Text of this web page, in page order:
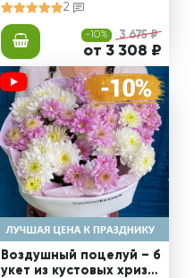
2
-10% 3 675 ₽
от 3 308 ₽
Воздушный поцелуй – б
укет из кустовых хриза